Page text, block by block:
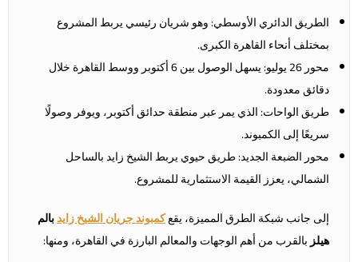
الطريق الدائري الأوسطي: وهو شريان رئيسي يربط المشروع
بمختلف أنحاء القاهرة الكبرى.
محور 26 يوليو: يسهل الوصول بين 6 أكتوبر ووسط القاهرة خلال
دقائق معدودة.
طريق الواحات: الذي يمر عبر منطقة حدائق أكتوبر، ويوفر وصولًا
سريعًا إلى الكمبوند.
محور الضبعة الجديد: طريق حيوي يربط الشيخ زايد بالساحل
الشمالي، يعزز القيمة الاستثمارية للمشروع.
إلى جانب شبكة الطرق المميزة، يقعكمبوند جريان الشيخ زايدبالم
هيلزبالقرب من أهم الوجهات والمعالم البارزة في القاهرة، ومنها: